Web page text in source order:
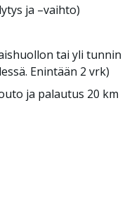
ja –vaihto)
tai yli tunnin
Enintään 2 vrk)
ja palautus 20 km